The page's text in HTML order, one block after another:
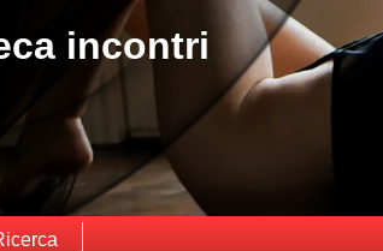
incontri